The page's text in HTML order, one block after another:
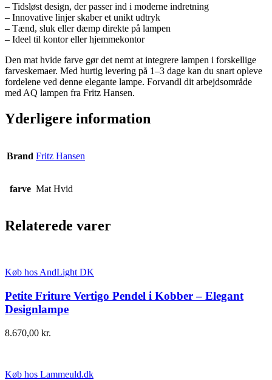
– Tidsløst design, der passer ind i moderne indretning
– Innovative linjer skaber et unikt udtryk
– Tænd, sluk eller dæmp direkte på lampen
– Ideel til kontor eller hjemmekontor
Den mat hvide farve gør det nemt at integrere lampen i forskellige
farveskemaer. Med hurtig levering på 1–3 dage kan du snart opleve
fordelene ved denne elegante lampe. Forvandl dit arbejdsområde
med AQ lampen fra Fritz Hansen.
Yderligere information
Brand Fritz Hansen
farve Mat Hvid
Relaterede varer
Køb hos AndLight DK
Petite Friture Vertigo Pendel i Kobber – Elegant
Designlampe
8.670,00 kr.
Køb hos Lammeuld.dk